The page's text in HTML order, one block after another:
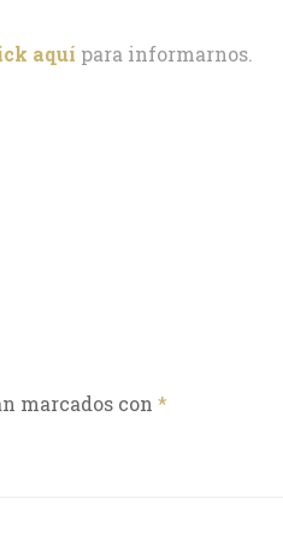
aquí para informarnos.
marcados con *